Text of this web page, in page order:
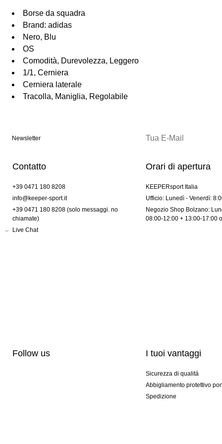
Borse da squadra
Brand: adidas
Nero, Blu
OS
Comodità, Durevolezza, Leggero
1/1, Cerniera
Cerniera laterale
Tracolla, Maniglia, Regolabile
Newsletter
Contatto
+39 0471 180 8208
info@keeper-sport.it
+39 0471 180 8208 (solo messaggi. no
chiamate)
Live Chat
Orari di apertura
KEEPERsport Italia
Ufficio: Lunedì - Venerdì:
Negozio Shop Bolzano:
08:00-12:00 + 13:00-17:00
Follow us I tuoi vantaggi
Sicurezza di qualitá
Abbigliamento protettivo
Spedizione